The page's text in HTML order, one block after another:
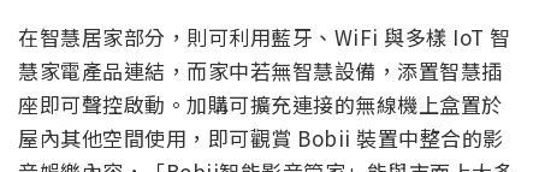
在智慧居家部分，則可利用藍牙、WiFi 與多樣 IoT 智
慧家電產品連結，而家中若無智慧設備，添置智慧插
座即可聲控啟動。加購可擴充連接的無線機上盒置於
屋內其他空間使用，即可觀賞 Bobii 裝置中整合的影